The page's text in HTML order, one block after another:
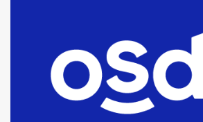
fueron detenidos por
comercialización de
tarde del sábado
T.Lauquen: se vendió
lo que fue la planta